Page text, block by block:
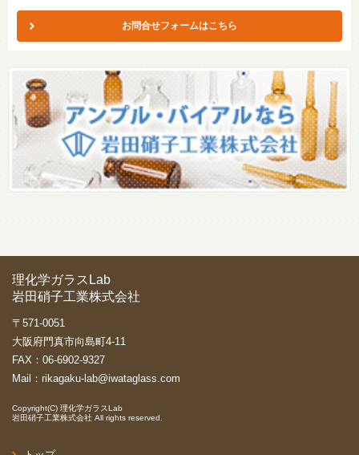
お問合せフォームはこちら
理化学ガラスLab
岩田硝子工業株式会社
〒571-0051
大阪府門真市向島町4-11
FAX：06-6902-9327
Mail： rikagaku-lab@iwataglass.com
Copyright(C) 理化学ガラスLab
岩田硝子工業株式会社 All rights reserved.